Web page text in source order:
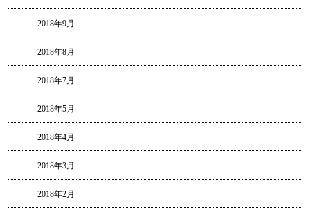
2018年9月
2018年8月
2018年7月
2018年5月
2018年4月
2018年3月
2018年2月